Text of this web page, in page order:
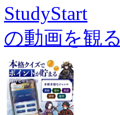
StudyStart
の動画を観る